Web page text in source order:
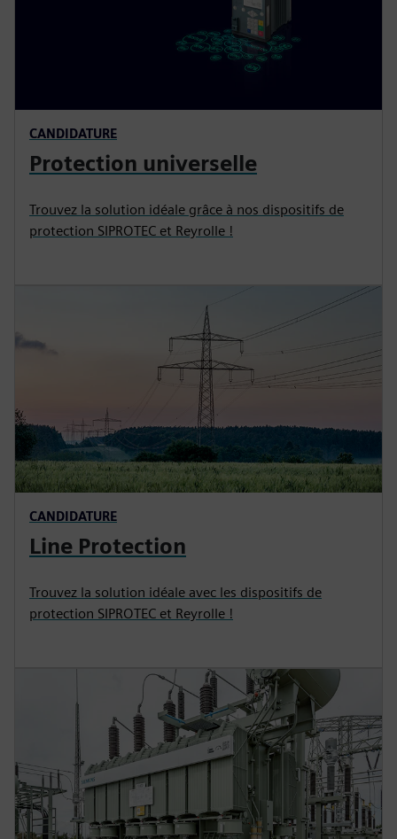
CANDIDATURE
Protection universelle
Trouvez la solution idéale grâce à nos dispositifs de
protection SIPROTEC et Reyrolle !
CANDIDATURE
Line Protection
Trouvez la solution idéale avec les dispositifs de
protection SIPROTEC et Reyrolle !